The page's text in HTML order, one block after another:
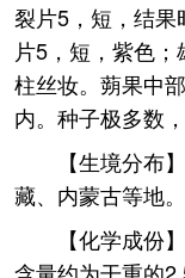
裂片5，短，结
片5，短，紫色
柱丝妆。蒴果中
内。种子极多数，
【生境分布
藏、内蒙古等地。
【化学成份